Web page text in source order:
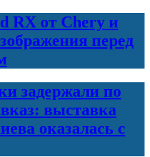
RX от Chery и
перед
задержали по
выставка
оказалась с